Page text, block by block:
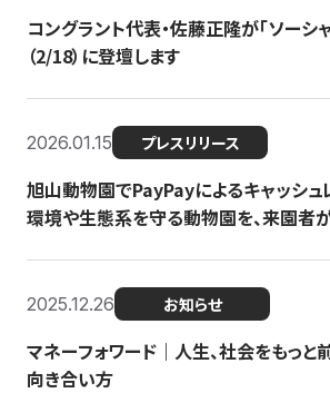
コングラント代表・佐藤正隆が「ソーシ
（2/18）に登壇します
2026.01.15 プレスリリース
旭山動物園でPayPayによるキャッシュ
環境や生態系を守る動物園を、来園者
2025.12.26 お知らせ
マネーフォワード｜人生、社会をもっ
向き合い方